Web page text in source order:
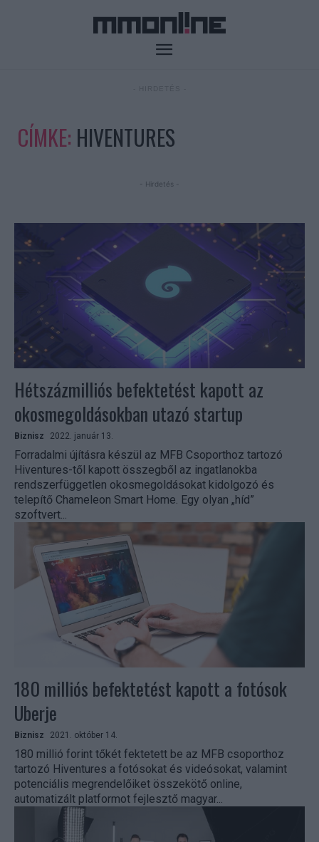
CÍMKE: HIVENTURES
- Hirdetés -
Hétszázmilliós befektetést kapott az
okosmegoldásokban utazó startup
Biznisz 2022. január 13.
Forradalmi újításra készül az MFB Csoporthoz tartozó
Hiventures-től kapott összegből az ingatlanokba
rendszerfüggetlen okosmegoldásokat kidolgozó és
telepítő Chameleon Smart Home. Egy olyan „híd”
szoftvert...
180 milliós befektetést kapott a fotósok
Uberje
Biznisz 2021. október 14.
180 millió forint tőkét fektetett be az MFB csoporthoz
tartozó Hiventures a fotósokat és videósokat, valamint
potenciális megrendelőiket összekötő online,
automatizált platformot fejlesztő magyar...